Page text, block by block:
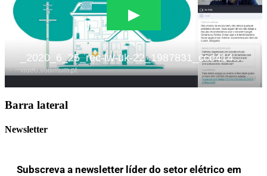
Barra lateral
Newsletter
Subscreva a newsletter líder do setor elétrico em